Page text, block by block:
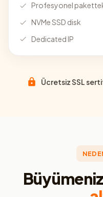
Profesyonel
NVMe SSD disk
Dedicated IP
Ücretsiz SSL